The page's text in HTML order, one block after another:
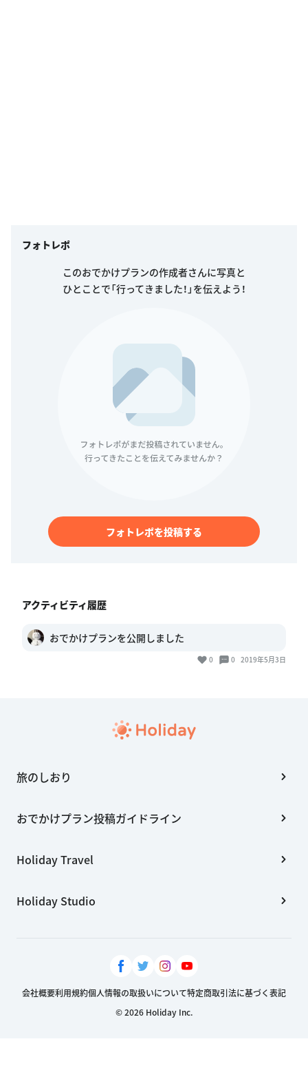
フォトレポ
このおでかけプランの作成者さんに写真と
ひとことで「行ってきました！」を伝えよう！
フォトレポを投稿する
アクティビティ履歴
おでかけプランを公開しました
0 0 2019年5月3日
旅のしおり
おでかけプラン投稿ガイドライン
Holiday Travel
Holiday Studio
会社概要利用規約個人情報の取扱いについて特定商取引法に基づく表記
© 2026 Holiday Inc.